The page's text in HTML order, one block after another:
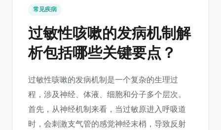
常见疾病
过敏性咳嗽的发病机制解
析包括哪些关键要点？
过敏性咳嗽的发病机制是一个复杂的生理过
程，涉及神经、体液、细胞和分子多个层次。
首先，从神经机制来看，当过敏原进入呼吸道
时，会刺激支气管的感觉神经末梢，导致反射